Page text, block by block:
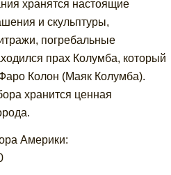
хранятся настоящие
и скульптуры,
погребальные
прах Колумба, который
Колон (Маяк Колумба).
хранится ценная
Америки: